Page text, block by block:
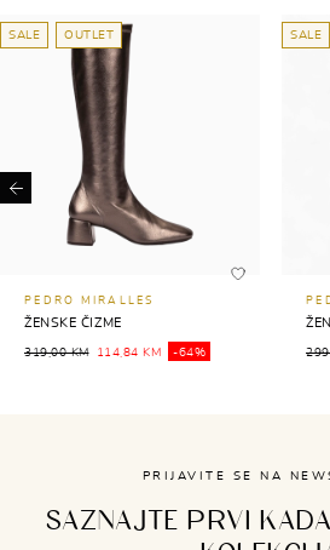
SALE OUTLET
PEDRO MIRALLES
ŽENSKE ČIZME
319,00 KM 114,84 KM -64%
SALE
Previous
PRIJAVITE SE NA
SAZNAJTE PRVI